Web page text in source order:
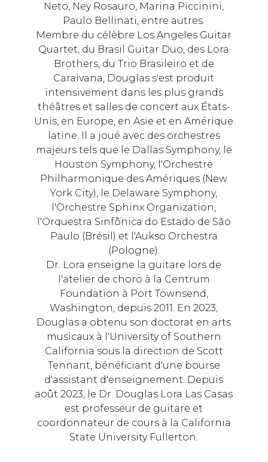
Neto, Ney Rosauro, Marina Piccinini,
Paulo Bellinati, entre autres.
Membre du célèbre Los Angeles Guitar
Quartet, du Brasil Guitar Duo, des Lora
Brothers, du Trio Brasileiro et de
Caraivana, Douglas s'est produit
intensivement dans les plus grands
théâtres et salles de concert aux États-
Unis, en Europe, en Asie et en Amérique
latine. Il a joué avec des orchestres
majeurs tels que le Dallas Symphony, le
Houston Symphony, l'Orchestre
Philharmonique des Amériques (New
York City), le Delaware Symphony,
l'Orchestre Sphinx Organization,
l'Orquestra Sinfônica do Estado de São
Paulo (Brésil) et l'Aukso Orchestra
(Pologne).
Dr. Lora enseigne la guitare lors de
l'atelier de choro à la Centrum
Foundation à Port Townsend,
Washington, depuis 2011. En 2023,
Douglas a obtenu son doctorat en arts
musicaux à l'University of Southern
California sous la direction de Scott
Tennant, bénéficiant d'une bourse
d'assistant d'enseignement. Depuis
août 2023, le Dr. Douglas Lora Las Casas
est professeur de guitare et
coordonnateur de cours à la California
State University Fullerton.